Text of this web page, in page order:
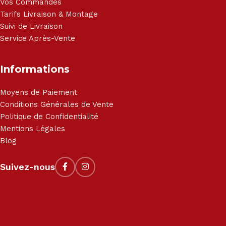
Vos Commandes
Tarifs Livraison & Montage
Suivi de Livraison
Service Après-Vente
Informations
Moyens de Paiement
Conditions Générales de Vente
Politique de Confidentialité
Mentions Légales
Blog
Suivez-nous